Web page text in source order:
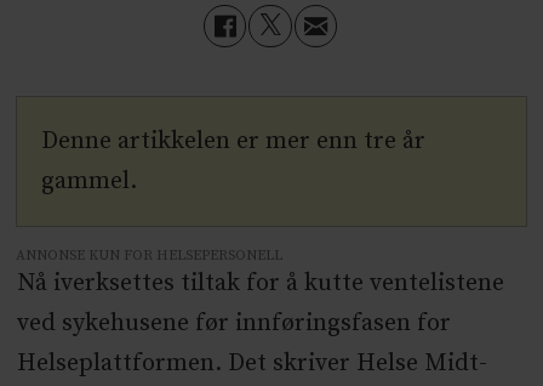
Denne artikkelen er mer enn tre år
gammel.
ANNONSE KUN FOR HELSEPERSONELL
Nå iverksettes tiltak for å kutte ventelistene
ved sykehusene før innføringsfasen for
Helseplattformen. Det skriver Helse Midt-